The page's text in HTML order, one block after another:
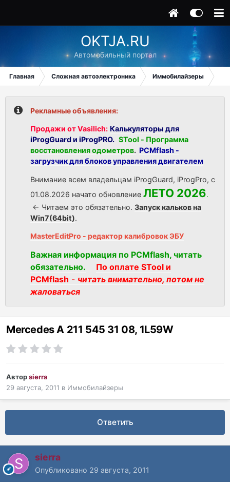
OKTJA.RU
Автомобильный портал
Главная Сложная автоэлектроника Иммобилайзеры
Рекламные объявления:
Продажи от Vasilich: Калькуляторы для
iProgGuard и iProgPRO. STool - Программа
восстановления одометров. PCMflash -
загрузчик для блоков управления двигателем
Внимание всем владельцам iProgGuard, iProgPro, с
01.08.2026 начато обновление ЛЕТО 2026.
<- Читаем это обязательно. Запуск кальков на
Win7(64bit).
MasterEditPro - редактор калибровок ЭБУ
Важная информация по PCMflash, читать
обязательно.
По оплате STool и
PCMflash - читать внимательно, потом не
жаловаться
Mercedes A 211 545 31 08, 1L59W
Авторsierra
29 августа, 2011 в Иммобилайзеры
Ответить
sierra
Опубликовано 29 августа, 2011